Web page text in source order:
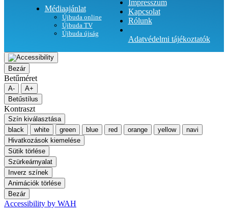
Médiaajánlat
Újbuda online
Újbuda TV
Újbuda újság
Impresszum
Kapcsolat
Rólunk
Adatvédelmi tájékoztatók
Bezár
Betűméret
A-
A+
Betűstílus
Kontraszt
Szín kiválasztása
black
white green blue red orange yellow
navi
Hivatkozások kiemelése
Sütik törlése
Szürkeárnyalat
Inverz színek
Animációk törlése
Bezár
Accessibility by WAH